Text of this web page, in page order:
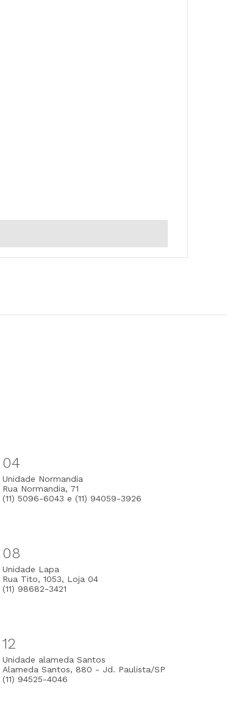
04
Unidade Normandia
Rua Normandia, 71
(11) 5096-6043 e (11) 94059-3926
08
Unidade Lapa
Rua Tito, 1053, Loja 04
(11) 98682-3421
12
Unidade alameda Santos
Alameda Santos, 880 - Jd. Paulista/SP
(11) 94525-4046